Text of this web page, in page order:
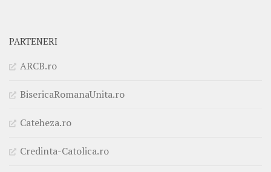
PARTENERI
ARCB.ro
BisericaRomanaUnita.ro
Cateheza.ro
Credinta-Catolica.ro